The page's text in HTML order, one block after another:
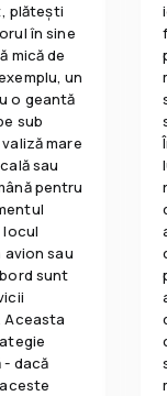
plătești
în sine
mică de
un
o geantă
sub
mare
sau
pentru
sau
sunt
Aceasta
- dacă